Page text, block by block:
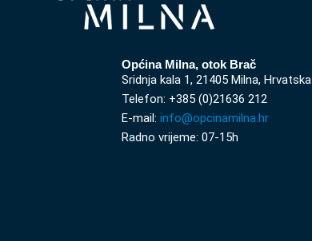
Općina Milna, otok Brač
Sridnja kala 1, 21405 Milna, Hrvatska
Telefon: +385 (0)21636 212
E-mail: info@opcinamilna.hr
Radno vrijeme: 07-15h